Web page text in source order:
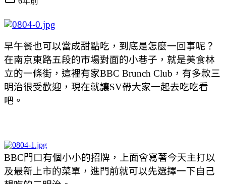
早午餐也可以當成甜點吃，到底是怎麼一回事呢？
在南京東路五段的市場對面的小巷子，就是美食林
立的一條街，這裡有家BBC Brunch Club，有多款三
明治很受歡迎，現在就讓SV帶大家一起去吃吃看
吧。
BBC門口有個小小的招牌，上面會寫著今天主打以
及最新上市的菜單，進門前就可以先選擇一下自己